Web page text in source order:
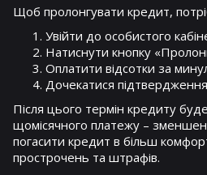
Щоб пролонгувати кредит,
Увійти до особистого
Натиснути кнопку
Оплатити відсотки за
Дочекатися підтвердження
Після цього термін кредиту
щомісячного платежу –
погасити кредит в більш
прострочень та штрафів.